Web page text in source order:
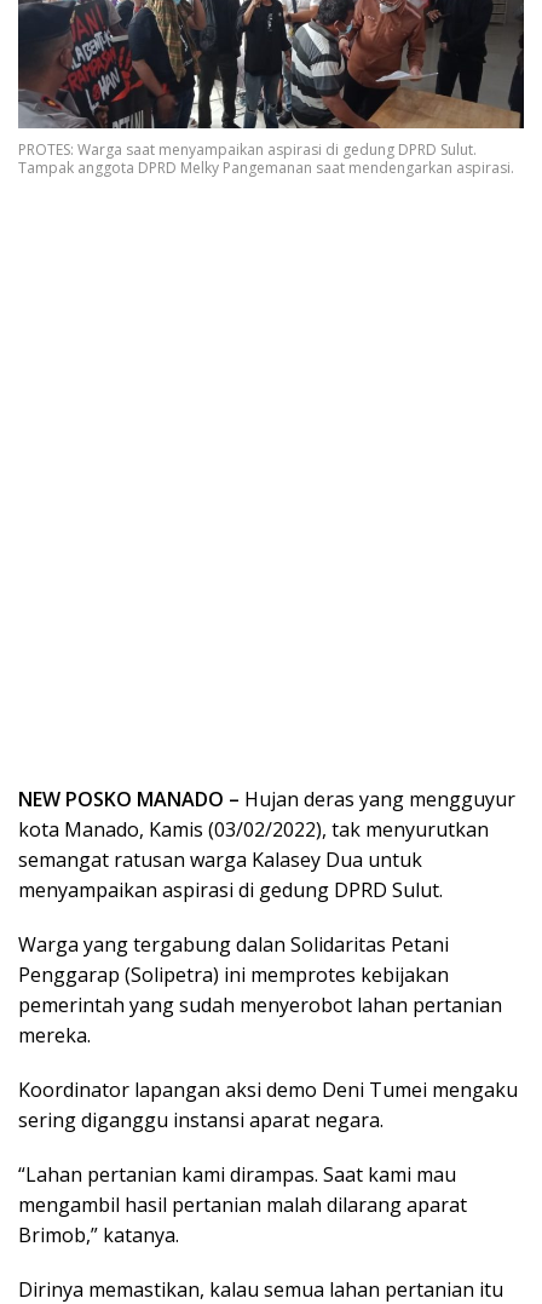
PROTES: Warga saat menyampaikan aspirasi di gedung DPRD Sulut.
Tampak anggota DPRD Melky Pangemanan saat mendengarkan aspirasi.
NEW POSKO MANADO – Hujan deras yang mengguyur
kota Manado, Kamis (03/02/2022), tak menyurutkan
semangat ratusan warga Kalasey Dua untuk
menyampaikan aspirasi di gedung DPRD Sulut.
Warga yang tergabung dalan Solidaritas Petani
Penggarap (Solipetra) ini memprotes kebijakan
pemerintah yang sudah menyerobot lahan pertanian
mereka.
Koordinator lapangan aksi demo Deni Tumei mengaku
sering diganggu instansi aparat negara.
“Lahan pertanian kami dirampas. Saat kami mau
mengambil hasil pertanian malah dilarang aparat
Brimob,” katanya.
Dirinya memastikan, kalau semua lahan pertanian itu